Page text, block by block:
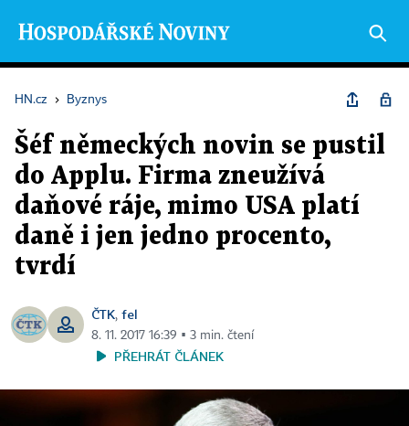
HN.cz › Byznys
Šéf německých novin se pustil
do Applu. Firma zneužívá
daňové ráje, mimo USA platí
daně i jen jedno procento,
tvrdí
ČTK, fel
8. 11. 2017 16:39 ▪ 3 min. čtení
PŘEHRÁT ČLÁNEK